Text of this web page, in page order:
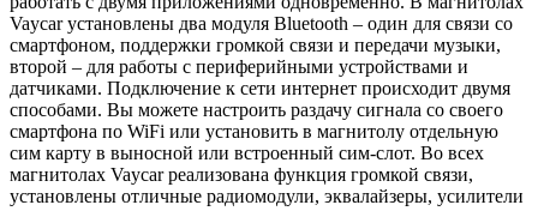
Vaycar установлены два модуля Bluetooth – один для связи со
смартфоном, поддержки громкой связи и передачи музыки,
второй – для работы с периферийными устройствами и
датчиками. Подключение к сети интернет происходит двумя
способами. Вы можете настроить раздачу сигнала со своего
смартфона по WiFi или установить в магнитолу отдельную
сим карту в выносной или встроенный сим-слот. Во всех
магнитолах Vaycar реализована функция громкой связи,
установлены отличные радиомодули, эквалайзеры, усилители